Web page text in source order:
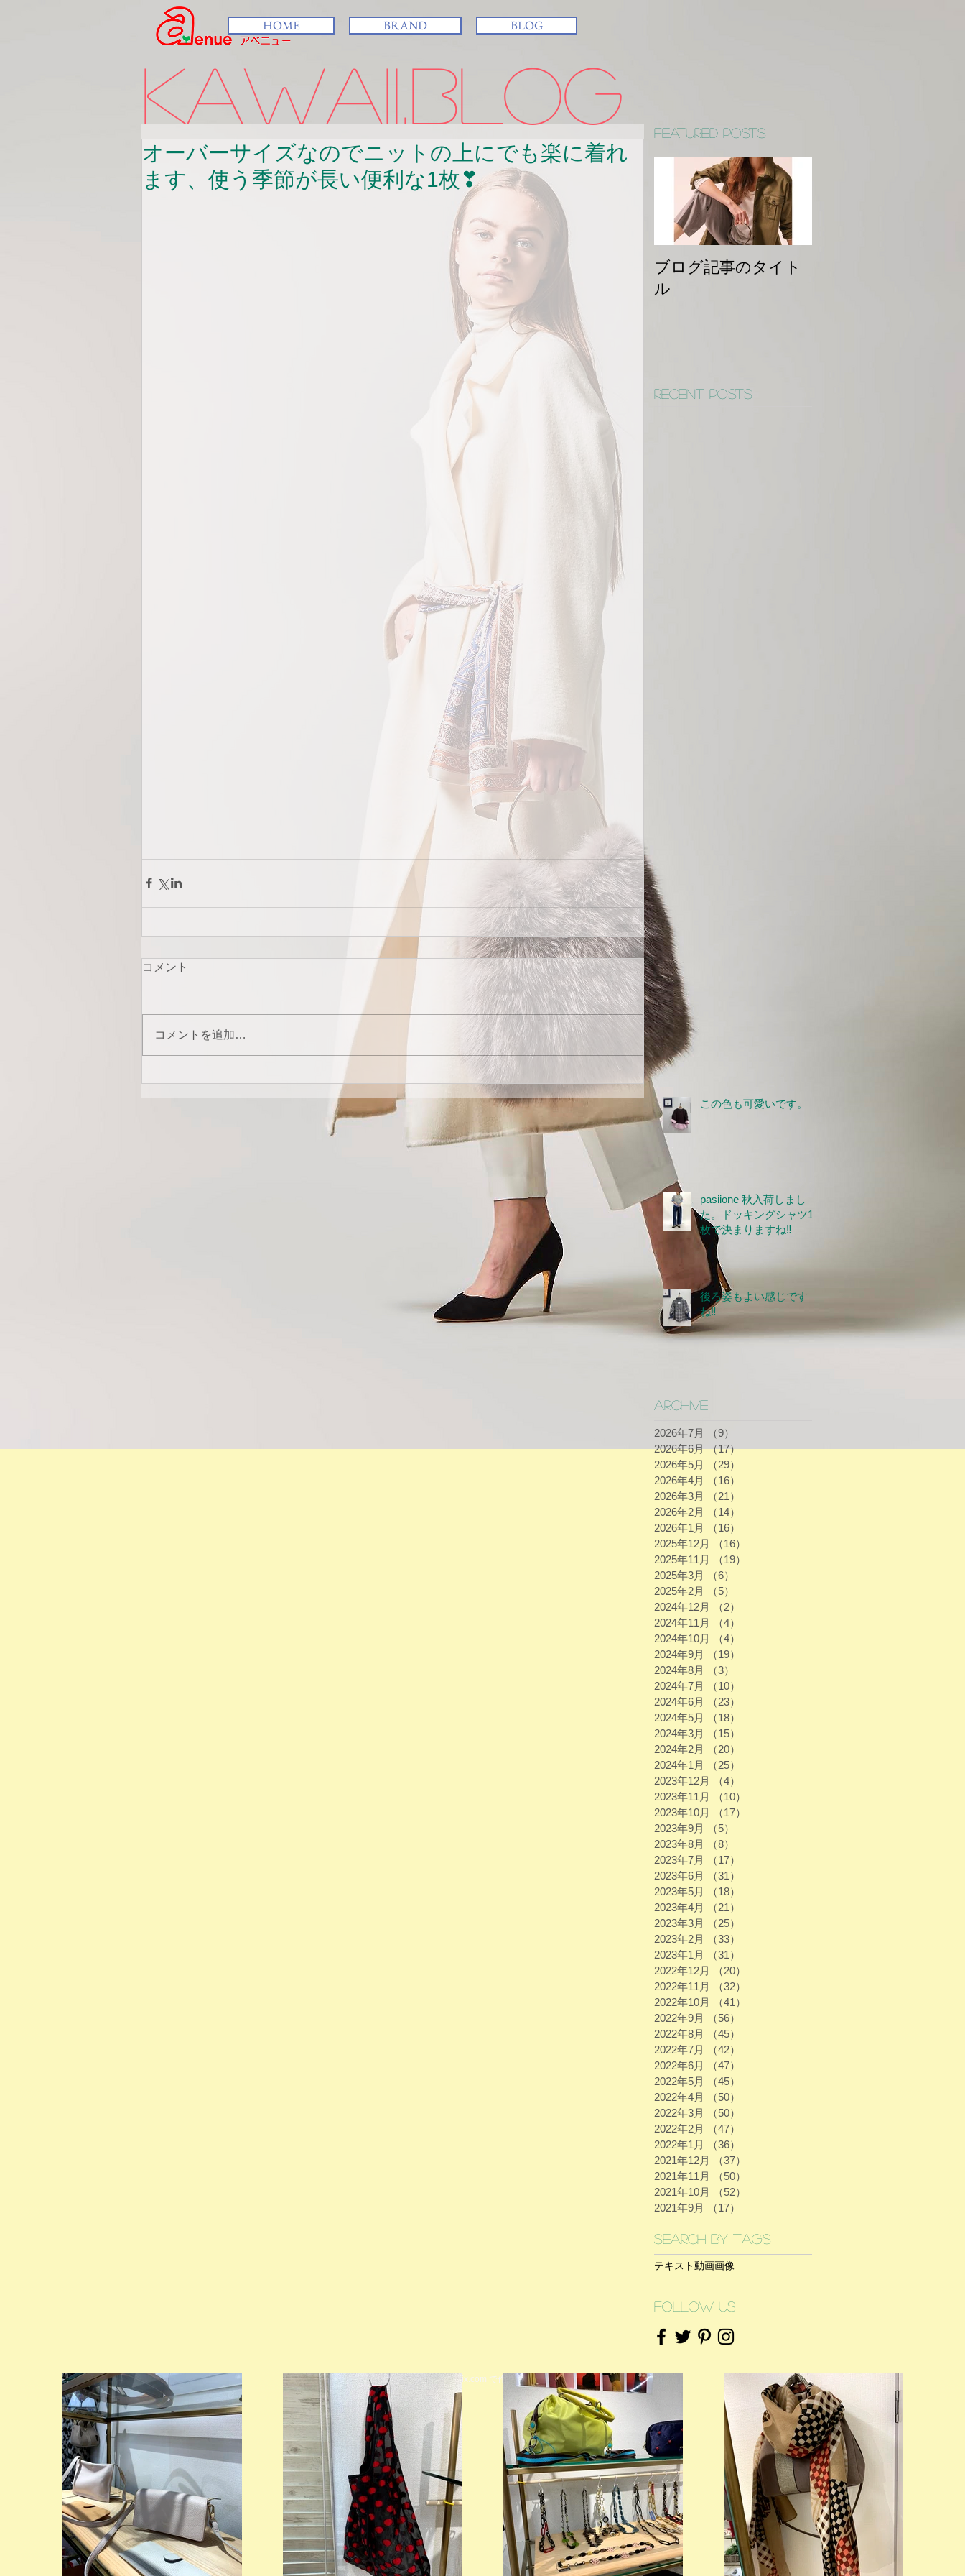
HOME BRAND BLOG
オーバーサイズなのでニットの上にでも楽に着れ
ます、使う季節が長い便利な1枚❣
コメント
コメントを追加…
kawaii.BLOG
Featured Posts
ブログ記事のタイト
ル
Recent Posts
この色も可愛いです。
pasiione 秋入荷しまし
た。ドッキングシャツ1
枚で決まりますね‼
後ろ姿もよい感じです
ね‼
Archive
2026年7月 （9）
2026年6月 （17）17件の記事
2026年5月
（29）
2026年4月
（16）
2026年3月
（21）
2026年2月
（14）
2026年1月
（16）
2025年12月
（16）
2025年11月
（19）
2025年3月
（6）
2025年2月
（5）
2024年12月
（2）
2024年11月
（4）
2024年10月
（4）
2024年9月
（19）
2024年8月
（3）
2024年7月
（10）
2024年6月
（23）
2024年5月
（18）
2024年3月
（15）
2024年2月
（20）
2024年1月
（25）
2023年12月
（4）
2023年11月
（10）
2023年10月
（17）
2023年9月
（5）
2023年8月
（8）
2023年7月
（17）
2023年6月
（31）
2023年5月
（18）
2023年4月
（21）
2023年3月
（25）
2023年2月
（33）
2023年1月
（31）
2022年12月
（20）
2022年11月
（32）
2022年10月
（41）
2022年9月
（56）
2022年8月
（45）
2022年7月
（42）
2022年6月
（47）
2022年5月
（45）
2022年4月
（50）
2022年3月
（50）
2022年2月
（47）
2022年1月
（36）
2021年12月
（37）
2021年11月
（50）
2021年10月
（52）
2021年9月
（17）
Search By Tags
テキスト動画画像
Follow Us
© 2023 著作権表示の例 - Wix.com で作成されたホームページです